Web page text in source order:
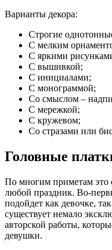
Варианты декора:
Строгие
С мелким
С яркими
С вышивкой;
С инициалами;
С монограммой;
Со смыслом –
С мережкой;
С кружевом;
Со стразами или
Головные
По многим приметам
любой праздник. Во-
подойдет как девочке,
существует немало
авторской работы,
девушки.